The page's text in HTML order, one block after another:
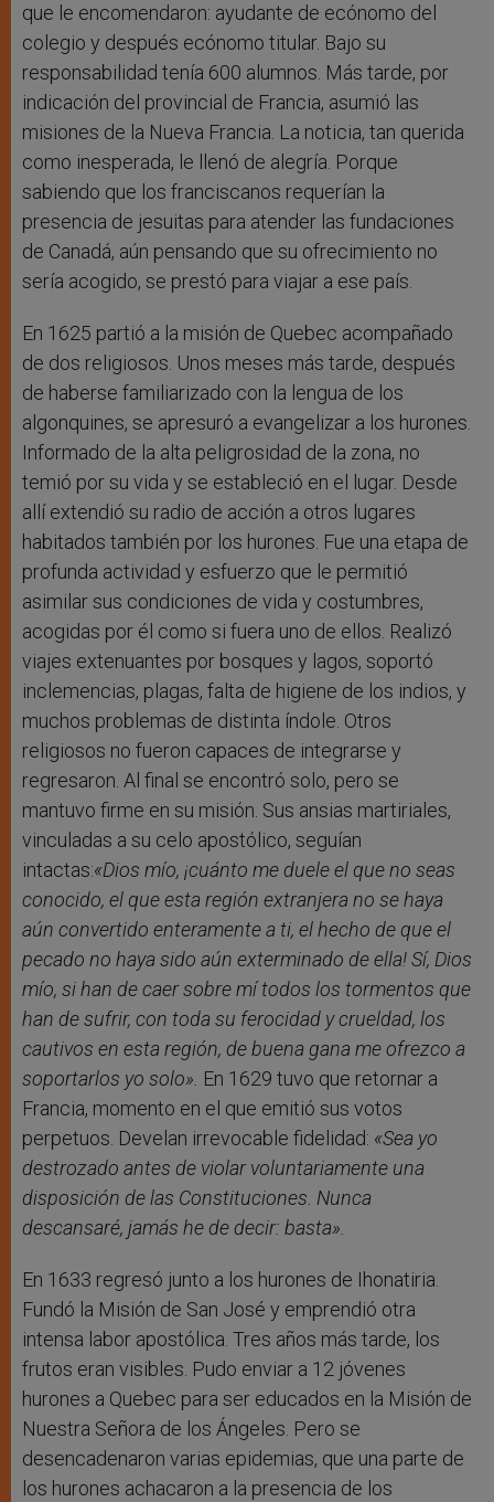
que le encomendaron: ayudante de ecónomo del
colegio y después ecónomo titular. Bajo su
responsabilidad tenía 600 alumnos. Más tarde, por
indicación del provincial de Francia, asumió las
misiones de la Nueva Francia. La noticia, tan querida
como inesperada, le llenó de alegría. Porque
sabiendo que los franciscanos requerían la
presencia de jesuitas para atender las fundaciones
de Canadá, aún pensando que su ofrecimiento no
sería acogido, se prestó para viajar a ese país.
En 1625 partió a la misión de Quebec acompañado
de dos religiosos. Unos meses más tarde, después
de haberse familiarizado con la lengua de los
algonquines, se apresuró a evangelizar a los hurones.
Informado de la alta peligrosidad de la zona, no
temió por su vida y se estableció en el lugar. Desde
allí extendió su radio de acción a otros lugares
habitados también por los hurones. Fue una etapa de
profunda actividad y esfuerzo que le permitió
asimilar sus condiciones de vida y costumbres,
acogidas por él como si fuera uno de ellos. Realizó
viajes extenuantes por bosques y lagos, soportó
inclemencias, plagas, falta de higiene de los indios, y
muchos problemas de distinta índole. Otros
religiosos no fueron capaces de integrarse y
regresaron. Al final se encontró solo, pero se
mantuvo firme en su misión. Sus ansias martiriales,
vinculadas a su celo apostólico, seguían
intactas:«Dios mío, ¡cuánto me duele el que no seas
conocido, el que esta región extranjera no se haya
aún convertido enteramente a ti, el hecho de que el
pecado no haya sido aún exterminado de ella! Sí, Dios
mío, si han de caer sobre mí todos los tormentos que
han de sufrir, con toda su ferocidad y crueldad, los
cautivos en esta región, de buena gana me ofrezco a
soportarlos yo solo». En 1629 tuvo que retornar a
Francia, momento en el que emitió sus votos
perpetuos. Develan irrevocable fidelidad: «Sea yo
destrozado antes de violar voluntariamente una
disposición de las Constituciones. Nunca
descansaré, jamás he de decir: basta».
En 1633 regresó junto a los hurones de Ihonatiria.
Fundó la Misión de San José y emprendió otra
intensa labor apostólica. Tres años más tarde, los
frutos eran visibles. Pudo enviar a 12 jóvenes
hurones a Quebec para ser educados en la Misión de
Nuestra Señora de los Ángeles. Pero se
desencadenaron varias epidemias, que una parte de
los hurones achacaron a la presencia de los